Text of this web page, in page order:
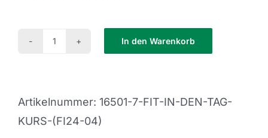
Tag
Kurs
In den Warenkorb
Artikelnummer: 16501-7-FIT-IN-DEN-TAG-
KURS-(FI24-04)